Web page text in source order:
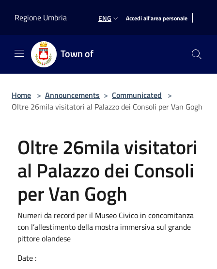
Regione Umbria
ENG Accedi all'area personale |
Town of
Home > Announcements > Communicated >
Oltre 26mila visitatori al Palazzo dei Consoli per Van Gogh
Oltre 26mila visitatori
al Palazzo dei Consoli
per Van Gogh
Numeri da record per il Museo Civico in concomitanza
con l’allestimento della mostra immersiva sul grande
pittore olandese
Date :